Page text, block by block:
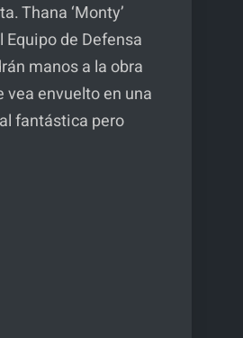
Thana ‘Monty’
de Defensa
manos a la obra
envuelto en una
fantástica pero